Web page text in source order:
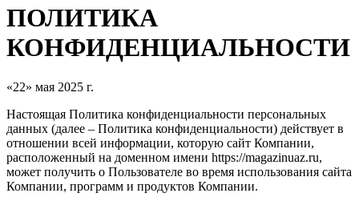
ПОЛИТИКА
КОНФИДЕНЦИАЛЬНОСТИ
«22» мая 2025 г.
Настоящая Политика конфиденциальности персональных
данных (далее – Политика конфиденциальности) действует в
отношении всей информации, которую сайт Компании,
расположенный на доменном имени https://magazinuaz.ru,
может получить о Пользователе во время использования сайта
Компании, программ и продуктов Компании.